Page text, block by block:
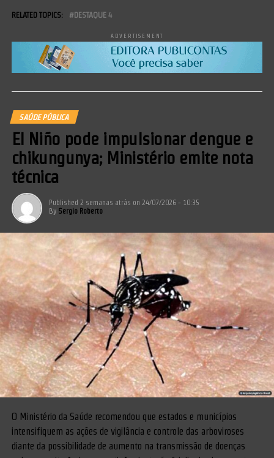
RELATED TOPICS: DESTAQUE 4
ADVERTISEMENT
SAÚDE PÚBLICA
El Niño pode impulsionar dengue e
chikungunya; Ministério emite nota
técnica
Published 2 semanas atrás on 24/07/2026 - 10:35
By Sergio Roberto
O Ministério da Saúde recomendou que estados e municípios
intensifiquem as ações de vigilância e controle das arboviroses
diante da possibilidade de aumento na transmissão de doenças